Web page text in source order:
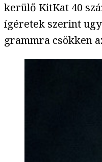
kerülő KitKat 40
ígéretek szerint
grammra csökken